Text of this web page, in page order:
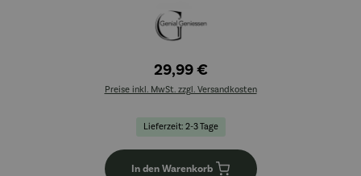
29,99 €
Preise inkl. MwSt. zzgl. Versandkosten
Lieferzeit: 2-3 Tage
In den Warenkorb